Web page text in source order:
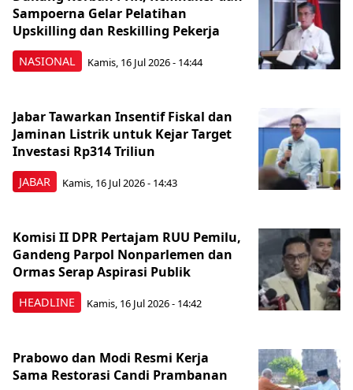
NASIONAL
Sampoerna Gelar Pelatihan
Upskilling dan Reskilling Pekerja
Kamis, 16 Jul 2026 - 14:44
JABAR
Jabar Tawarkan Insentif Fiskal dan
Jaminan Listrik untuk Kejar Target
Investasi Rp314 Triliun
Kamis, 16 Jul 2026 - 14:43
HEADLINE
Komisi II DPR Pertajam RUU Pemilu,
Gandeng Parpol Nonparlemen dan
Ormas Serap Aspirasi Publik
Kamis, 16 Jul 2026 - 14:42
Prabowo dan Modi Resmi Kerja
Sama Restorasi Candi Prambanan